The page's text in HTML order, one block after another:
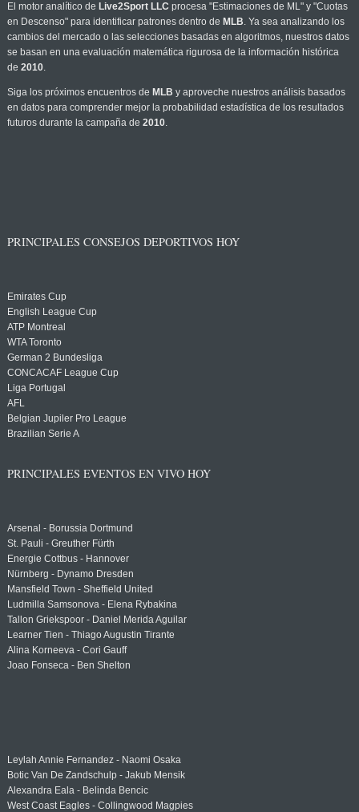
El motor analítico de Live2Sport LLC procesa "Estimaciones de ML" y "Cuotas
en Descenso" para identificar patrones dentro de MLB. Ya sea analizando los
cambios del mercado o las selecciones basadas en algoritmos, nuestros datos
se basan en una evaluación matemática rigurosa de la información histórica
de 2010.
Siga los próximos encuentros de MLB y aproveche nuestros análisis basados
en datos para comprender mejor la probabilidad estadística de los resultados
futuros durante la campaña de 2010.
PRINCIPALES CONSEJOS DEPORTIVOS HOY
Emirates Cup
English League Cup
ATP Montreal
WTA Toronto
German 2 Bundesliga
CONCACAF League Cup
Liga Portugal
AFL
Belgian Jupiler Pro League
Brazilian Serie A
PRINCIPALES EVENTOS EN VIVO HOY
Arsenal - Borussia Dortmund
St. Pauli - Greuther Fürth
Energie Cottbus - Hannover
Nürnberg - Dynamo Dresden
Mansfield Town - Sheffield United
Ludmilla Samsonova - Elena Rybakina
Tallon Griekspoor - Daniel Merida Aguilar
Learner Tien - Thiago Augustin Tirante
Alina Korneeva - Cori Gauff
Joao Fonseca - Ben Shelton
Leylah Annie Fernandez - Naomi Osaka
Botic Van De Zandschulp - Jakub Mensik
Alexandra Eala - Belinda Bencic
West Coast Eagles - Collingwood Magpies